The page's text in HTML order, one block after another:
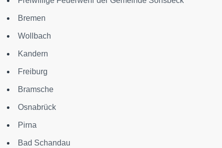
Bremen
Wollbach
Kandern
Freiburg
Bramsche
Osnabrück
Pirna
Bad Schandau